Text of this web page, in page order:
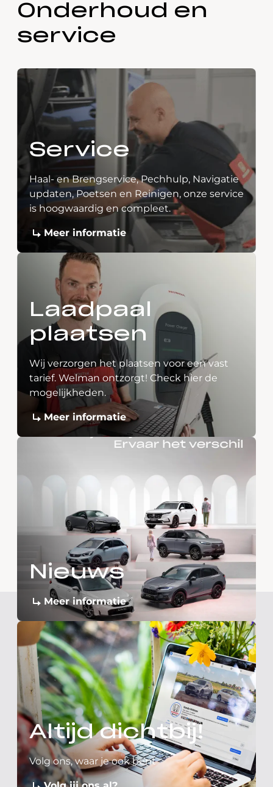
Onderhoud en
service
Service
Haal- en Brengservice, Pechhulp, Navigatie
updaten, Poetsen en Reinigen, onze service
is hoogwaardig en compleet.
Meer informatie
Laadpaal
plaatsen
Wij verzorgen het plaatsen voor een vast
tarief. Welman ontzorgt! Check hier de
mogelijkheden.
Meer informatie
Nieuws
Meer informatie
Altijd dichtbij!
Volg ons, waar je ook bent